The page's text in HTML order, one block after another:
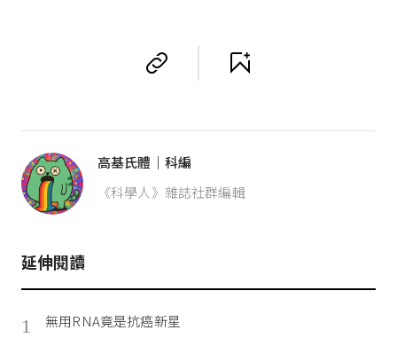
高基氏體｜科編
《科學人》雜誌社群編輯
延伸閱讀
1 無用RNA竟是抗癌新星